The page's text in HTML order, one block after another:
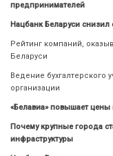
предпринимателей
Нацбанк Беларуси снизил
Рейтинг компаний,
Беларуси
Ведение бухгалтерского
организации
«Белавиа» повышает
Почему крупные города
инфраструктуры